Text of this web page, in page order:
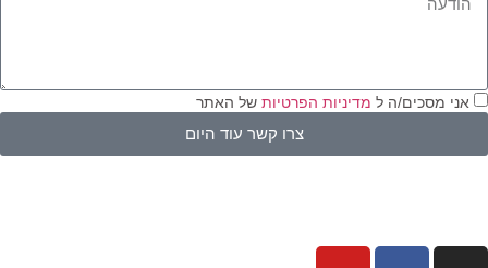
אני מסכים/ה למדיניות הפרטיותשל האתר
צרו קשר עוד היום